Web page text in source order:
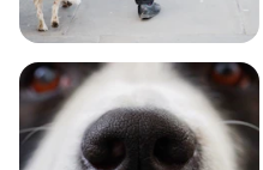
おでかけ